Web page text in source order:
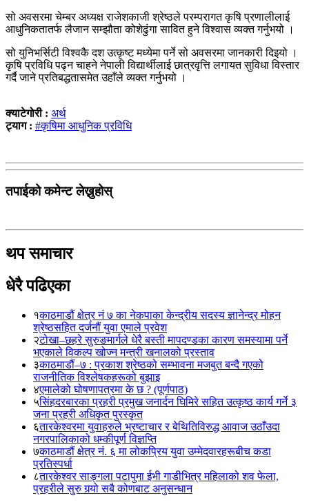
सो अवसरमा चेम्बर अध्यक्ष राजेशकाजी श्रेष्ठले परम्परागत कृषि प्रणालीलाई
आधुनिकतातर्फ लैजान सम्झौता कोशेढुंगा सावित हुने विश्वास व्यक्त गर्नुभयो ।
सो युनिभर्सिटी विश्वकै दश उत्कृष्ट मध्येमा पर्ने सो अवसरमा जानकारी दिइयो ।
कृषि प्रविधि पढ्न चाहने नेपाली विद्यार्थीलाई छात्रवृत्ति लगायत सुविधा विस्तार
गर्दै जाने प्रतिबद्धतासमेत उहाँले व्यक्त गर्नुभयो ।
क्याटेगोरी : अर्थ
ट्याग : #कृषिमा आधुनिक प्रविधि
तपाईको कमेन्ट लेख्नुहोस्
थप समाचार
धेरै पढिएका
१काठमाडौं क्षेत्र नं ७ का नेकपाका केन्द्रीय सदस्य ज्ञानेन्द्र मोहन
श्रेष्ठसहित दर्जनौं युवा एमाले प्रवेश
२टोखा–छहरे सुरुङमार्गले धेरै बस्ती मापदण्डका कारण समस्यामा पर्ने
भएकाले विकल्प खोज्न मन्त्री खनालको प्रस्ताव
३काठमाडौं–७ : प्रकाश श्रेष्ठको सम्भावना मजबुत बन्दै गएको
राजनीतिक विश्लेषकहरूको बुझाइ
४एमालेको घोषणापत्रमा के छ ? (पूर्णपाठ)
५सिंहदरबारका प्रहरी प्रमुख जनार्दन घिमिरे सहित उत्कृष्ठ कार्य गर्ने ३
जना प्रहरी अधिकृत पुरस्कृत
६तारकेश्वरमा युवाहरुले भ्रष्टाचार र बेथितिविरुद्ध आवाज उठाँउदा
नगरपालिकाको धम्कीपूर्ण विज्ञप्ति
७काठमाडौं क्षेत्र नं. ६ मा लोकप्रिय युवा उम्मेदवारहरूबीच कडा
प्रतिस्पर्धा
८तारकेश्वर साङ्गला पटापुमा ईभी गाडीभित्र महिलाको शव फेला,
प्रहरीले सुरु गर्‍यो सबै कोणबाट अनुसन्धान